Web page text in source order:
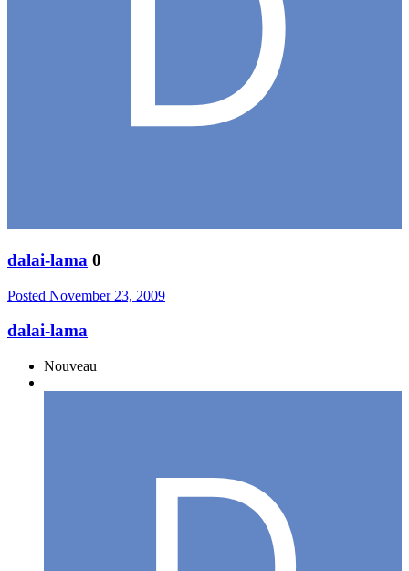
dalai-lama 0
Posted November 23, 2009
dalai-lama
Nouveau